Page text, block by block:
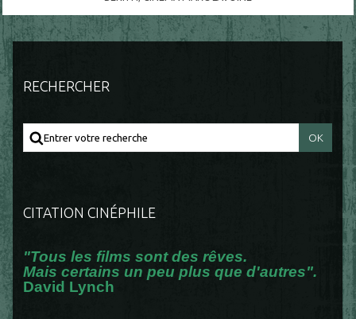
RECHERCHER
CITATION CINÉPHILE
"Tous les films sont des rêves.
Mais certains un peu plus que d'autres".
David Lynch